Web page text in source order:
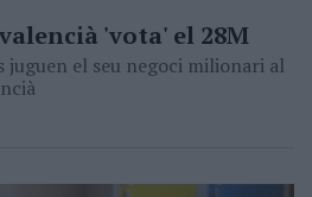
'vota' el 28M
juguen el seu negoci milionari al